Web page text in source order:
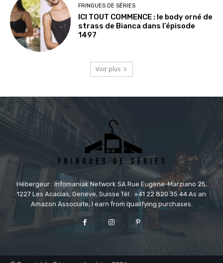
FRINGUES DE SÉRIES
ICI TOUT COMMENCE : le body orné de
strass de Bianca dans l’épisode
1497
Voir plus
Hébergeur : Infomaniak Network SA Rue Eugène-Marziano 25,
1227 Les Acacias, Genève, Suisse Tél : +41 22 820 35 44 As an
Amazon Associate, I earn from qualifying purchases.